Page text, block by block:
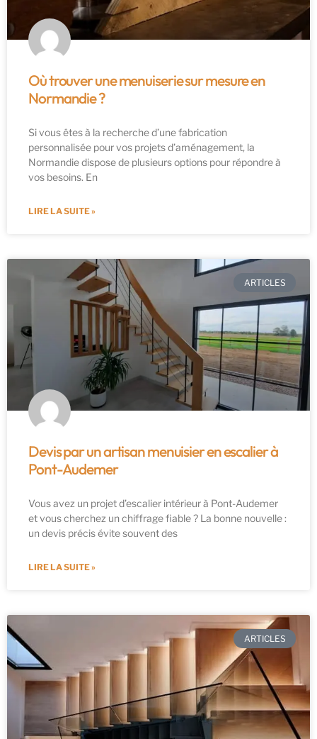
Où trouver une menuiserie sur mesure en
Normandie ?
Si vous êtes à la recherche d’une fabrication
personnalisée pour vos projets d’aménagement, la
Normandie dispose de plusieurs options pour répondre à
vos besoins. En
LIRE LA SUITE »
ARTICLES
Devis par un artisan menuisier en escalier à
Pont-Audemer
Vous avez un projet d’escalier intérieur à Pont-Audemer
et vous cherchez un chiffrage fiable ? La bonne nouvelle :
un devis précis évite souvent des
LIRE LA SUITE »
ARTICLES